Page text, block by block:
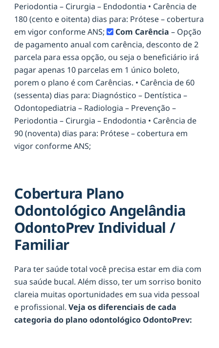
Periodontia – Cirurgia – Endodontia • Carência de
180 (cento e oitenta) dias para: Prótese – cobertura
em vigor conforme ANS;
Com Carência – Opção
de pagamento anual com carência, desconto de 2
parcela para essa opção, ou seja o beneficiário irá
pagar apenas 10 parcelas em 1 único boleto,
porem o plano é com Carências. • Carência de 60
(sessenta) dias para: Diagnóstico – Dentística –
Odontopediatria – Radiologia – Prevenção –
Periodontia – Cirurgia – Endodontia • Carência de
90 (noventa) dias para: Prótese – cobertura em
vigor conforme ANS;
Cobertura Plano
Odontológico Angelândia
OdontoPrev Individual /
Familiar
Para ter saúde total você precisa estar em dia com
sua saúde bucal. Além disso, ter um sorriso bonito
clareia muitas oportunidades em sua vida pessoal
e profissional. Veja os diferenciais de cada
categoria do plano odontológico OdontoPrev: